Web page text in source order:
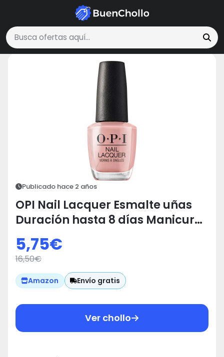
Buscar ofertas
Salud y Belleza OPI Nail Lacquer Esmalte uñas Duración hasta 8
Publicado hace 2 años
OPI Nail Lacquer Esmalte uñas
Duración hasta 8 días Manicura
Profesional 15ml
5,75€
16,50€
Amazon Envío gratis
Ver chollo